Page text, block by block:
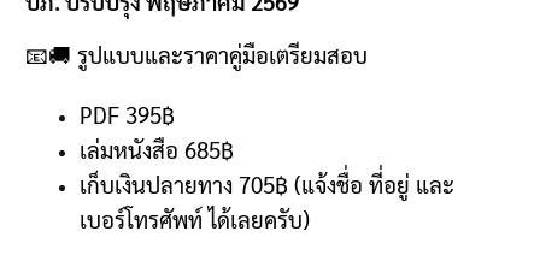
📧🚚รูปแบบและราคาคู่มือเตรียมสอบ
PDF 395฿
เล่มหนังสือ 685฿
เก็บเงินปลายทาง 705฿ (แจ้งชื่อ ที่อยู่ และ
เบอร์โทรศัพท์ ได้เลยครับ)